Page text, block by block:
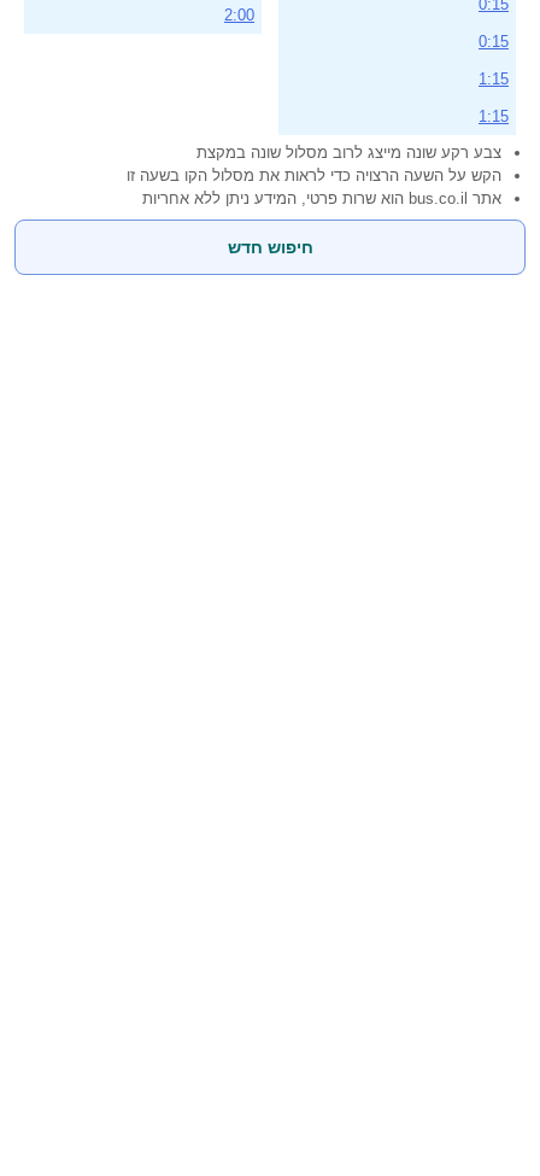
0:15
0:15
1:15
1:15
2:00
צבע רקע שונה מייצג לרוב מסלול שונה במקצת
הקש על השעה הרצויה כדי לראות את מסלול הקו בשעה זו
אתר bus.co.il הוא שרות פרטי, המידע ניתן ללא אחריות
חיפוש חדש